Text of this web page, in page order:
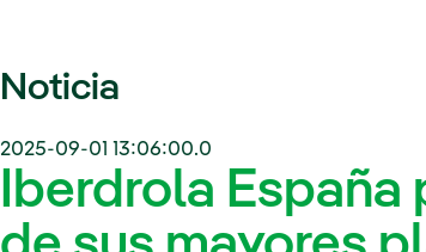
Noticia
2025-09-01 13:06:00.0
Iberdrola